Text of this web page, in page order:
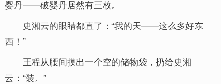
婴丹——破婴丹居然有三枚。
史湘云的眼睛都直了：“我的天——这么多好东
西！”
王程从腰间摸出一个空的储物袋，扔给史湘
云：“装。”